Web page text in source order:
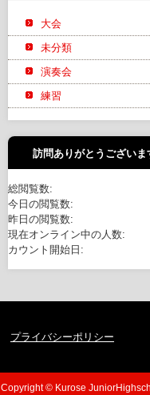
大会
未分類
演奏会
練習
訪問ありがとうございま
総閲覧数:
今日の閲覧数:
昨日の閲覧数:
現在オンライン中の人数:
カウント開始日:
プライバシーポリシー
Copyright © Kurose